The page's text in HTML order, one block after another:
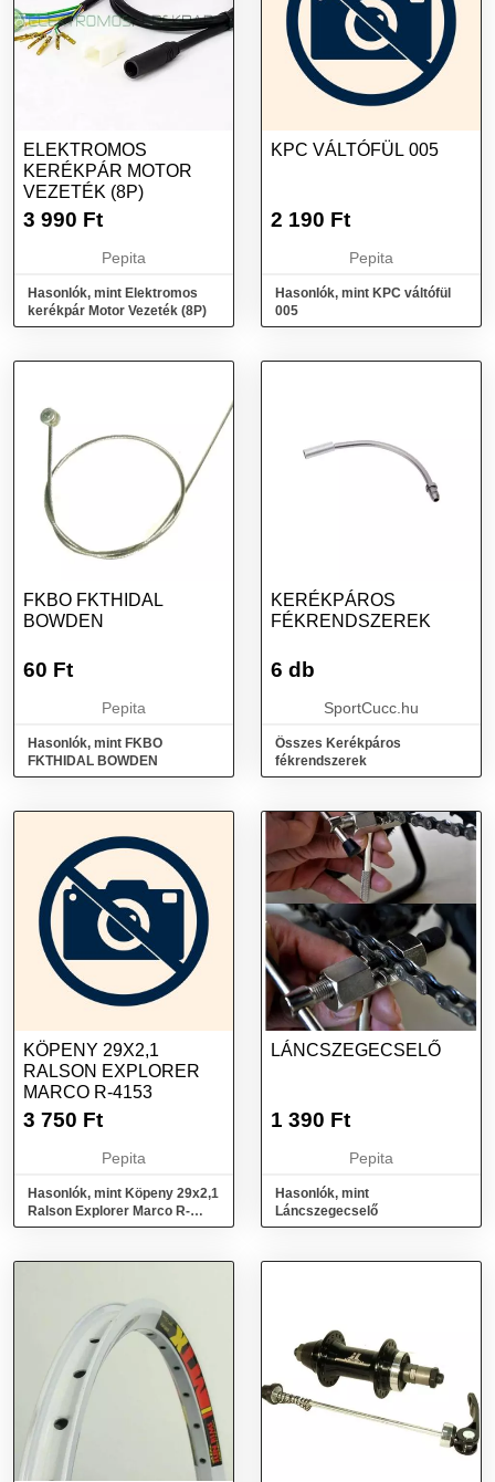
ELEKTROMOS
KERÉKPÁR MOTOR
VEZETÉK (8P)
3 990 Ft
Pepita
Hasonlók, mint Elektromos
kerékpár Motor Vezeték (8P)
KPC VÁLTÓFÜL 005
2 190 Ft
Pepita
Hasonlók, mint KPC váltófül
005
FKBO FKTHIDAL
BOWDEN
60 Ft
Pepita
Hasonlók, mint FKBO
FKTHIDAL BOWDEN
KERÉKPÁROS
FÉKRENDSZEREK
6 db
SportCucc.hu
Összes Kerékpáros
fékrendszerek
KÖPENY 29X2,1
RALSON EXPLORER
MARCO R-4153
3 750 Ft
Pepita
Hasonlók, mint Köpeny 29x2,1
Ralson Explorer Marco R-
4153
LÁNCSZEGECSELŐ
1 390 Ft
Pepita
Hasonlók, mint
Láncszegecselő